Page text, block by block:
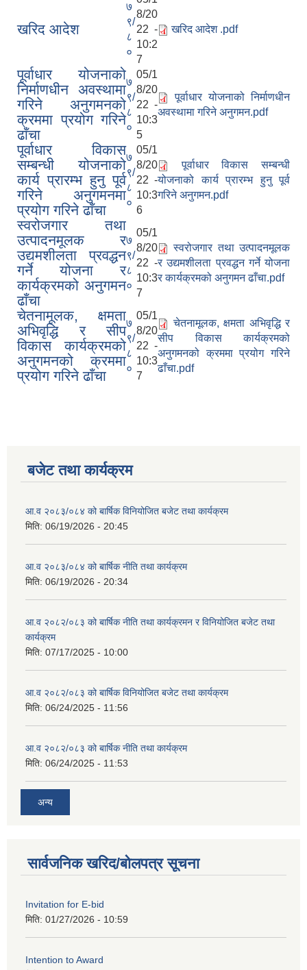
खरिद आदेश
७
९/
८
०
8/20
22 -
10:2
7
खरिद आदेश .pdf
पूर्वाधार योजनाको
निर्माणधीन अवस्थामा
गरिने अनुगमनको
क्रममा प्रयोग गरिने
ढाँचा
७
९/
८
०
05/1
8/20
22 -
10:3
5
पूर्वाधार योजनाको निर्माणधीन
अवस्थामा गरिने अनुगमन.pdf
पूर्वाधार विकास
सम्बन्धी योजनाको
कार्य प्रारम्भ हुनु पूर्व
गरिने अनुगमनमा
प्रयोग गरिने ढाँचा
७
९/
८
०
05/1
8/20
22 -
10:3
6
पूर्वाधार विकास सम्बन्धी
योजनाको कार्य प्रारम्भ हुनु पूर्व
गरिने अनुगमन.pdf
स्वरोजगार तथा
उत्पादनमूलक र
उद्यमशीलता प्रवद्धन
गर्ने योजना र
कार्यक्रमको अनुगमन
ढाँचा
७
९/
८
०
05/1
8/20
22 -
10:3
7
स्वरोजगार तथा उत्पादनमूलक
र उद्यमशीलता प्रवद्धन गर्ने योजना
र कार्यक्रमको अनुगमन ढाँचा.pdf
चेतनामूलक, क्षमता
अभिवृद्धि र सीप
विकास कार्यक्रमको
अनुगमनको क्रममा
प्रयोग गरिने ढाँचा
७
९/
८
०
05/1
8/20
22 -
10:3
7
चेतनामूलक, क्षमता अभिवृद्धि र
सीप विकास कार्यक्रमको
अनुगमनको क्रममा प्रयोग गरिने
ढाँचा.pdf
बजेट तथा कार्यक्रम
आ.व २०८३/०८४ को बार्षिक विनियोजित बजेट तथा कार्यक्रम
मिति: 06/19/2026 - 20:45
आ.व २०८३/०८४ को बार्षिक नीति तथा कार्यक्रम
मिति: 06/19/2026 - 20:34
आ.व २०८२/०८३ को बार्षिक नीति तथा कार्यक्रमन र विनियोजित बजेट तथा
कार्यक्रम
मिति: 07/17/2025 - 10:00
आ.व २०८२/०८३ को बार्षिक विनियोजित बजेट तथा कार्यक्रम
मिति: 06/24/2025 - 11:56
आ.व २०८२/०८३ को बार्षिक नीति तथा कार्यक्रम
मिति: 06/24/2025 - 11:53
अन्य
सार्वजनिक खरिद/बोलपत्र सूचना
Invitation for E-bid
मिति: 01/27/2026 - 10:59
Intention to Award